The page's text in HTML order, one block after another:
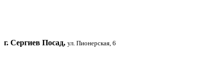
г. Сергиев Посад, ул. Пионерская, 6